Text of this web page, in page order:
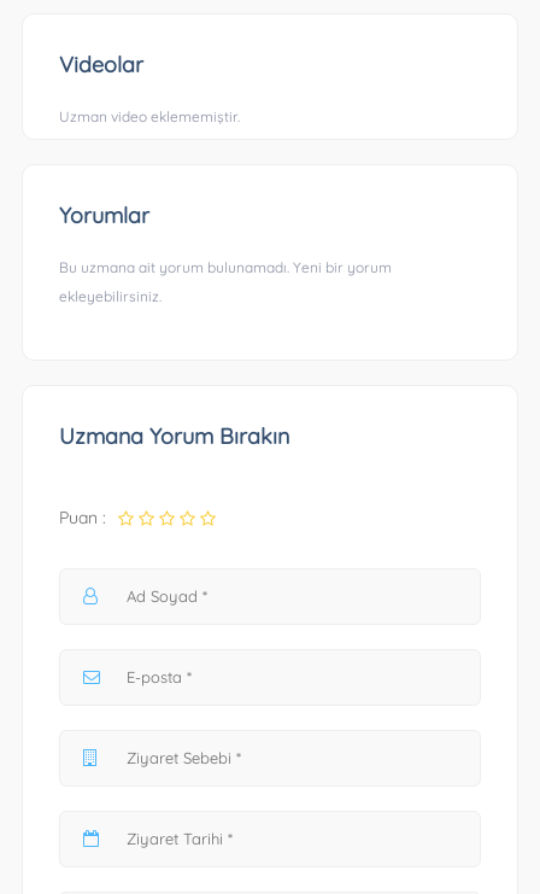
Videolar
Uzman video eklememiştir.
Yorumlar
Bu uzmana ait yorum bulunamadı. Yeni bir yorum
ekleyebilirsiniz.
Uzmana Yorum Bırakın
Puan :